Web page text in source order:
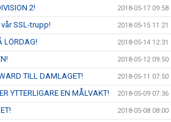
2! 2018-05-17 09:58
SSL-trupp! 2018-05-15 11:21
LÖRDAG! 2018-05-14 12:31
2018-05-12 09:50
TILL DAMLAGET! 2018-05-11 07:50
YTTERLIGARE EN MÅLVAKT! 2018-05-09 07:36
2018-05-08 08:00